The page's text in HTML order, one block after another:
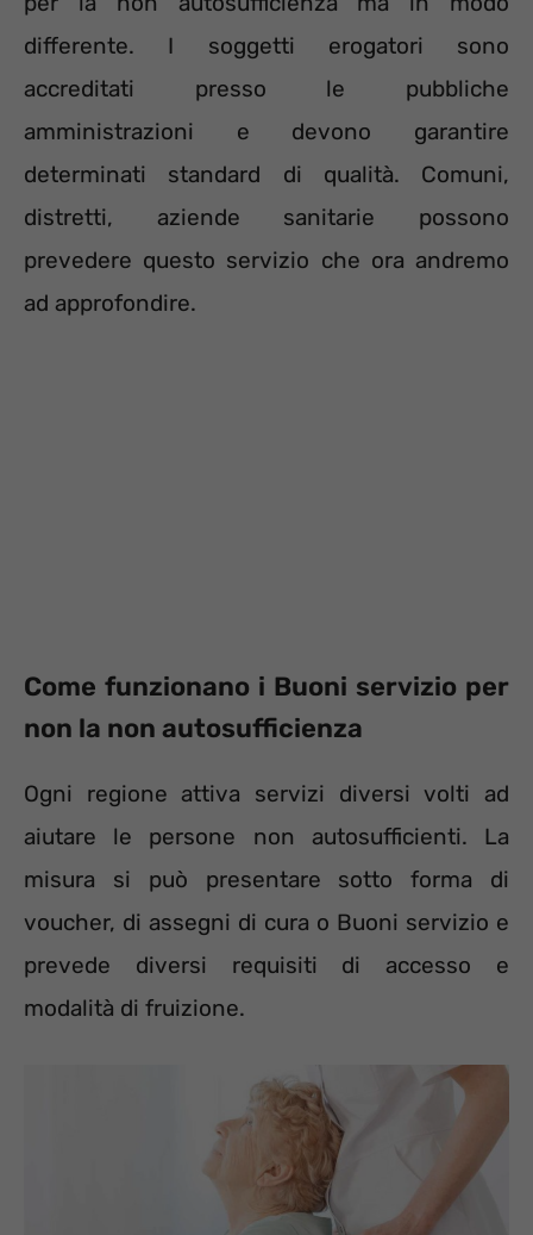
differente. I soggetti erogatori sono
accreditati presso le pubbliche
amministrazioni e devono garantire
determinati standard di qualità. Comuni,
distretti, aziende sanitarie possono
prevedere questo servizio che ora andremo
ad approfondire.
Come funzionano i Buoni servizio per
non la non autosufficienza
Ogni regione attiva servizi diversi volti ad
aiutare le persone non autosufficienti. La
misura si può presentare sotto forma di
voucher, di assegni di cura o Buoni servizio e
prevede diversi requisiti di accesso e
modalità di fruizione.